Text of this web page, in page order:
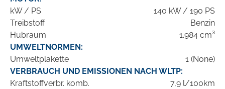
kW / PS
140 kW / 190 PS
Treibstoff
Benzin
Hubraum
1.984 cm³
UMWELTNORMEN:
Umweltplakette
1 (None)
VERBRAUCH UND EMISSIONEN NACH WLTP:
Kraftstoffverbr. komb.
7,9 l/100km